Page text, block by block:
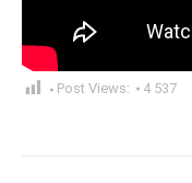
Post Views: 4 537